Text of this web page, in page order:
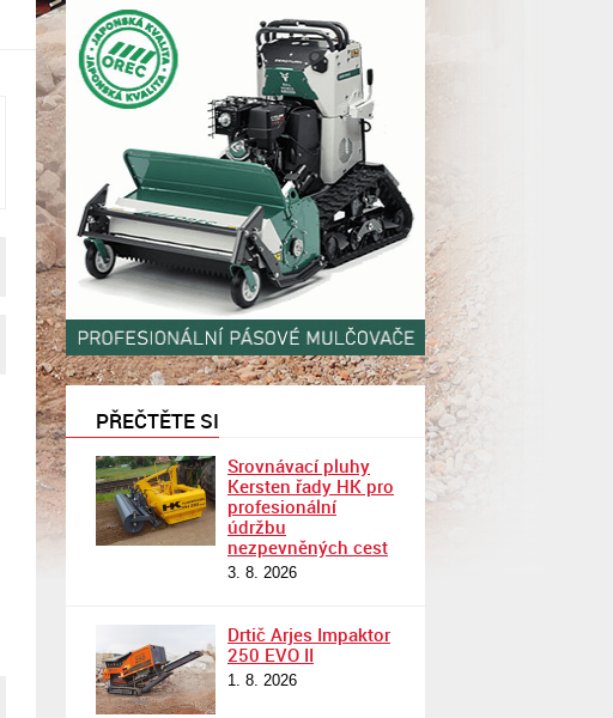
PŘEČTĚTE SI
Srovnávací pluhy
Kersten řady HK pro
profesionální
údržbu
nezpevněných cest
3. 8. 2026
Drtič Arjes Impaktor
250 EVO II
1. 8. 2026